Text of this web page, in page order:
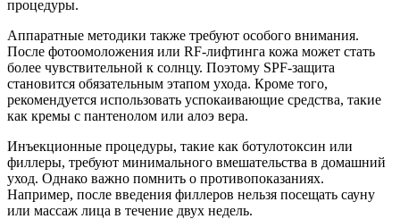
процедуры.
Аппаратные методики также требуют особого внимания.
После фотоомоложения или RF-лифтинга кожа может стать
более чувствительной к солнцу. Поэтому SPF-защита
становится обязательным этапом ухода. Кроме того,
рекомендуется использовать успокаивающие средства, такие
как кремы с пантенолом или алоэ вера.
Инъекционные процедуры, такие как ботулотоксин или
филлеры, требуют минимального вмешательства в домашний
уход. Однако важно помнить о противопоказаниях.
Например, после введения филлеров нельзя посещать сауну
или массаж лица в течение двух недель.